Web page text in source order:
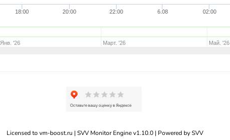
18:00 20:00 22:00 6.08 02:00
Янв. '26 Март. '26 Май. '26
Licensed to vm-boost.ru | SVV Monitor Engine v1.10.0 | Powered by SVV